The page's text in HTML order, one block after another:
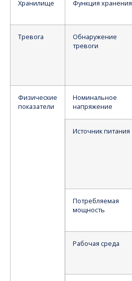
Хранилище Функция хранения
Тревога
Обнаружение
тревоги
Физические
показатели
Номинальное
напряжение
Источник питания
Потребляемая
мощность
Рабочая среда